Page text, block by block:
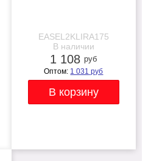
EASEL2KLIRA175
В наличии
1 108 руб
Оптом: 1 031 руб